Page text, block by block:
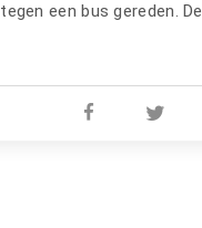
tegen een bus gereden. De